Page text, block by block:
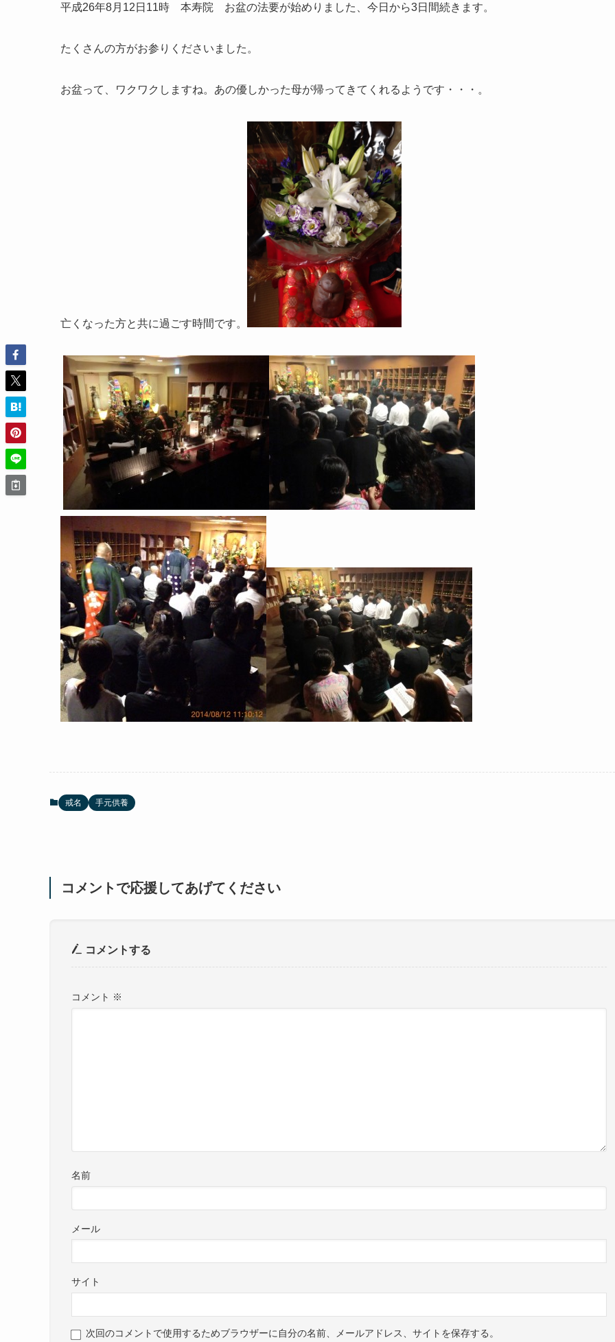
平成26年8月12日11時 本寿院 お盆の法要が始めりました、今日から3日間続きます。
たくさんの方がお参りくださいました。
お盆って、ワクワクしますね。あの優しかった母が帰ってきてくれるようです・・・。
亡くなった方と共に過ごす時間です。
戒名 手元供養
コメントで応援してあげてください
コメントする
コメント ※
名前
メール
サイト
次回のコメントで使用するためブラウザーに自分の名前、メールアドレス、サイトを保存する。